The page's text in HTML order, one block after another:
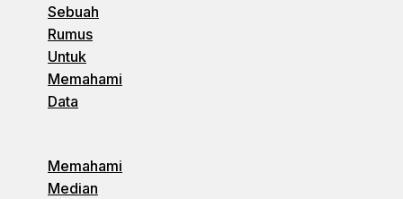
Sebuah
Rumus
Untuk
Memahami
Data
Memahami
Median